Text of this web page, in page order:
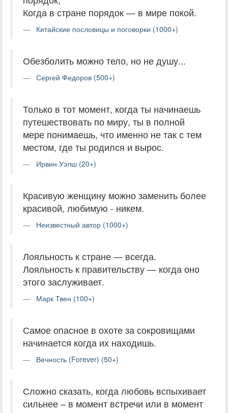
Когда в стране порядок — в мире покой.
Китайские пословицы и поговорки (1000+)
Обезболить можно тело, но не душу...
Сергей Федоров (500+)
Только в тот момент, когда ты начинаешь
путешествовать по миру, ты в полной
мере понимаешь, что именно не так с тем
местом, где ты родился и вырос.
Ирвин Уэлш (20+)
Красивую женщину можно заменить более
красивой, любимую - никем.
Неизвестный автор (1000+)
Лояльность к стране — всегда.
Лояльность к правительству — когда оно
этого заслуживает.
Марк Твен (100+)
Самое опасное в охоте за сокровищами
начинается когда их находишь.
Вечность (Forever) (50+)
Сложно сказать, когда любовь вспыхивает
сильнее – в момент встречи или в момент